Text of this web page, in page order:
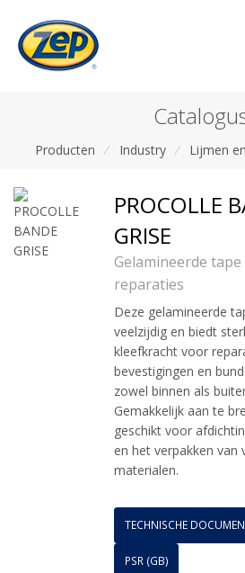
Producten / Industry / Lijmen
PROCOLLE
GRISE
Gelamineerde
reparaties
Deze gelamineerde
veelzijdig en biedt
kleefkracht voor
bevestigingen en
zowel binnen als
Gemakkelijk aan te
geschikt voor
en het verpakken van
materialen.
TECHNISCHE
PSR (GB)